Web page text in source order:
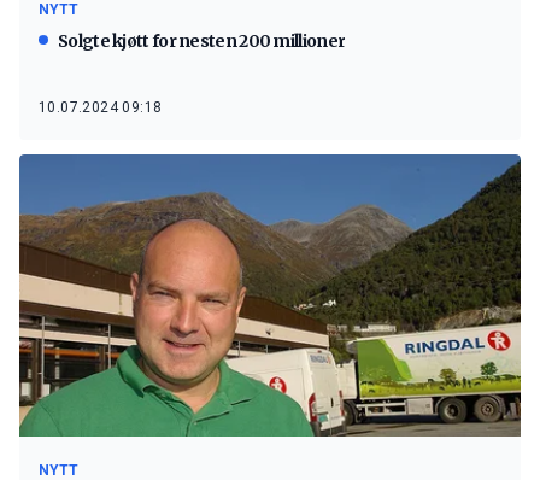
NYTT
Solgte kjøtt for nesten 200 millioner
10.07.2024 09:18
NYTT